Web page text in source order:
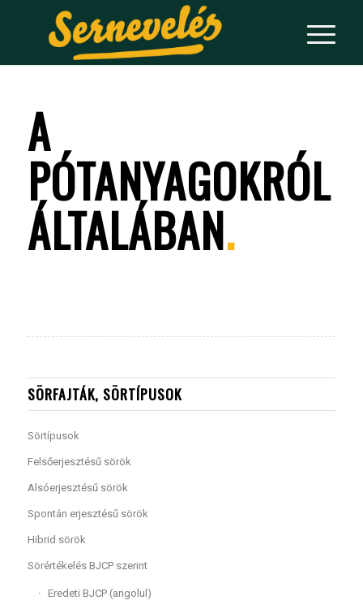
A
PÓTANYAGOKRÓL
ÁLTALÁBAN.
SÖRFAJTÁK, SÖRTÍPUSOK
Sörtípusok
Felsőerjesztésű sörök
Alsóerjesztésű sörök
Spontán erjesztésű sörök
Hibrid sörök
Sörértékelés BJCP szerint
Eredeti BJCP (angolul)